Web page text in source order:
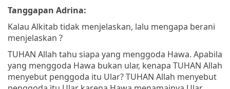
Tanggapan Adrina:
Kalau Alkitab tidak menjelaskan, lalu mengapa berani
menjelaskan ?
TUHAN Allah tahu siapa yang menggoda Hawa. Apabila
yang menggoda Hawa bukan ular, kenapa TUHAN Allah
menyebut penggoda itu Ular? TUHAN Allah menyebut